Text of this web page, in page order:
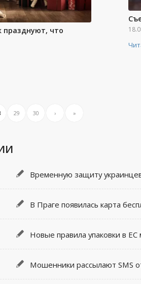
празднуют, что
29 30 › »
Временную защиту
В Праге появилась карта
Новые правила упаковки в
Мошенники рассылают SMS